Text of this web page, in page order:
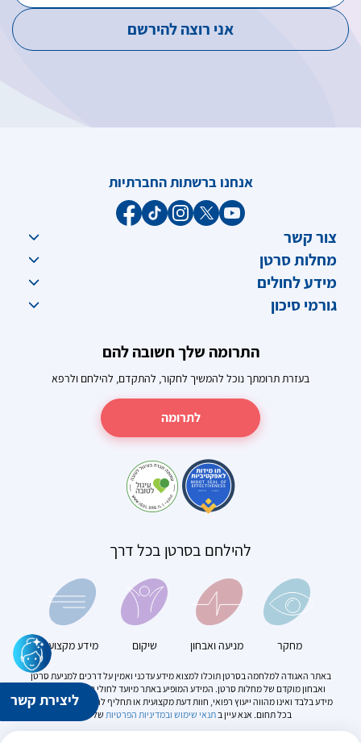
מחלות סרטן
מידע לחולים
גורמי סיכון
צור קשר
אנחנו ברשתות החברתיות
התרומה שלך חשובה להם
בעזרת תרומתך נוכל להמשיך לחקור, להתקדם, להילחם ולרפא
לתרומה
באתר האגודה למלחמה בסרטן תוכלו למצוא מידע עדכני ואמין על דרכים למניעת סרטן
ואבחון מוקדם של מחלות סרטן. המידע המופיע באתר מיועד לחולי סרטן. הוא מספק
מידע בלבד ואינו מהווה ייעוץ רפואי, חוות דעת מקצועית או תחליף להתייעצות עם מומחה
בכל תחום. אנא עיין בתנאי שימוש ובמדיניות הפרטיות של האתר
להילחם בסרטן בכל דרך
מחקר מניעה ואבחון שיקום מידע מקצועי
ליצירת קשר